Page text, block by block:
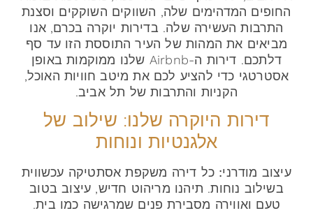
החופים המדהימים שלה, השווקים השוקקים וסצנת
התרבות העשירה שלה. בדירות יוקרה בכרם, אנו
מביאים את המהות של העיר התוססת הזו עד סף
דלתכם. דירות ה-Airbnb שלנו ממוקמות באופן
אסטרטגי כדי להציע לכם את מיטב חוויות האוכל,
הקניות והתרבות של תל אביב.
דירות היוקרה שלנו: שילוב של
אלגנטיות ונוחות
עיצוב מודרני: כל דירה משקפת אסתטיקה עכשווית
בשילוב נוחות. תיהנו מריהוט חדיש, עיצוב בטוב
טעם ואווירה מסבירת פנים שמרגישה כמו בית.